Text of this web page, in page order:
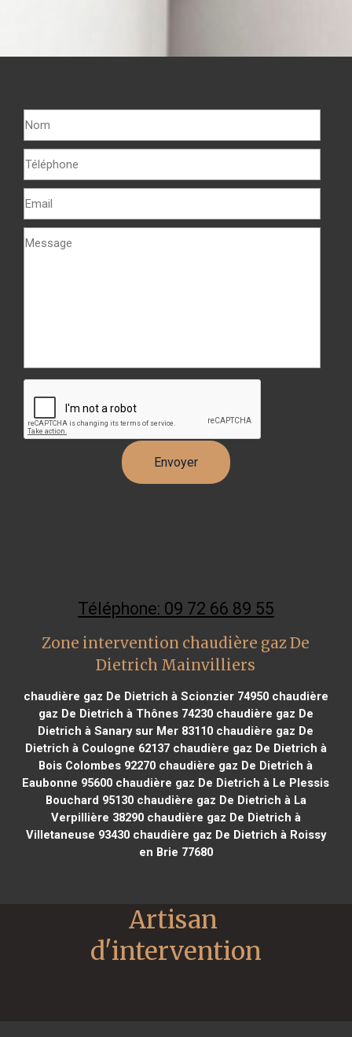
Téléphone: 09 72 66 89 55
Zone intervention chaudière gaz De
Dietrich Mainvilliers
chaudière gaz De Dietrich à Scionzier 74950chaudière
gaz De Dietrich à Thônes 74230chaudière gaz De
Dietrich à Sanary sur Mer 83110 chaudière gaz De
Dietrich à Coulogne 62137chaudière gaz De Dietrich à
Bois Colombes 92270 chaudière gaz De Dietrich à
Eaubonne 95600 chaudière gaz De Dietrich à Le Plessis
Bouchard 95130chaudière gaz De Dietrich à La
Verpillière 38290chaudière gaz De Dietrich à
Villetaneuse 93430chaudière gaz De Dietrich à Roissy
en Brie 77680
Artisan
d'intervention